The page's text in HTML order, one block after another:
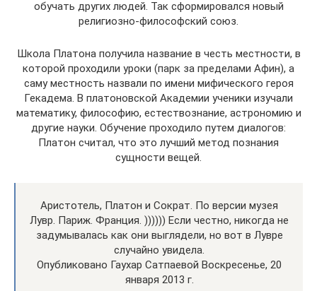
обучать других людей. Так сформировался новый
религиозно-философский союз.
Школа Платона получила название в честь местности, в
которой проходили уроки (парк за пределами Афин), а
саму местность назвали по имени мифического героя
Гекадема. В платоновской Академии ученики изучали
математику, философию, естествознание, астрономию и
другие науки. Обучение проходило путем диалогов:
Платон считал, что это лучший метод познания
сущности вещей.
Аристотель, Платон и Сократ. По версии музея
Лувр. Париж. Франция. )))))) Если честно, никогда не
задумывалась как они выглядели, но вот в Лувре
случайно увидела.
Опубликовано Гаухар Сатпаевой Воскресенье, 20
января 2013 г.